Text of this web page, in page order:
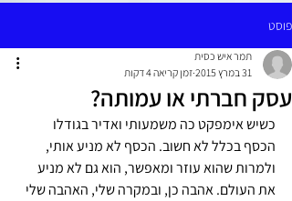
פוסט
עסק חברתי או עמותה?
תמר איש כסית
31 במרץ 2015
זמן קריאה 4 דקות
כשיש אימפקט כה משמעותי ואדיר בגודלו
הכסף בכלל לא חשוב. הכסף לא מניע אותי,
ולמרות שהוא עוזר ומאפשר, הוא גם לא מניע
את העולם. אהבה כן, ובמקרה שלי, האהבה שלי